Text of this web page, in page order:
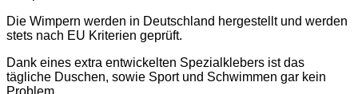
Die Wimpern werden in Deutschland hergestellt und werden
stets nach EU Kriterien geprüft.
Dank eines extra entwickelten Spezialklebers ist das
tägliche Duschen, sowie Sport und Schwimmen gar kein